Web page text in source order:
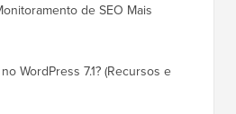
de SEO Mais
WordPress 7.1? (Recursos e